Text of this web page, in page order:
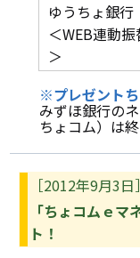
ゆうちょ銀行
＜WEB連動
＞
※プレゼント
みずほ銀行の
ちょコム）は
［2012年9月3日］
「ちょコムｅ
ト！